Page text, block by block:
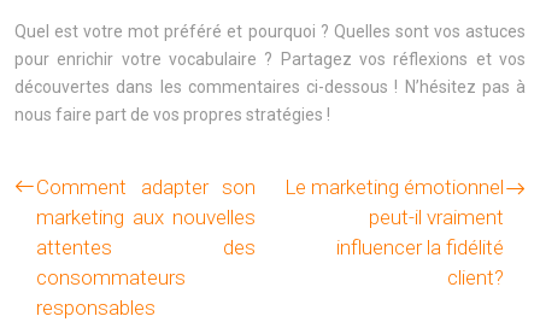
Quel est votre mot préféré et pourquoi ? Quelles sont vos astuces
pour enrichir votre vocabulaire ? Partagez vos réflexions et vos
découvertes dans les commentaires ci-dessous ! N’hésitez pas à
nous faire part de vos propres stratégies !
Comment adapter son
marketing aux nouvelles
attentes des
consommateurs
responsables
Le marketing émotionnel
peut-il vraiment
influencer la fidélité
client?